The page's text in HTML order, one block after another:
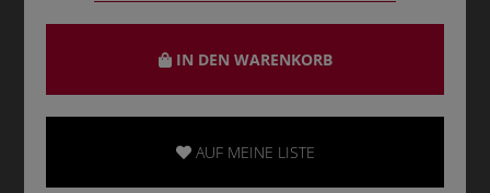
IN DEN WARENKORB
AUF MEINE LISTE